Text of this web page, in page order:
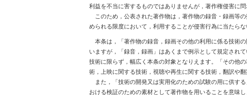
利益を不当に害するものではありませんが，著作権侵害に問
このため，公表された著作物は，著作物の録音・録画等
められる限度において，利用することが侵害行為に当たらな
本条は，「著作物の録音，録画その他の利用に係る技術
いますが，「録音，録画」はあくまで例示として規定され
技術に限らず，幅広く本条の対象となりえます。「その他
術，上映に関する技術，視聴や再生に関する技術，翻訳や
また，「技術の開発又は実用化のための試験の用に供す
おける検証のための素材として著作物を用いることを意味し